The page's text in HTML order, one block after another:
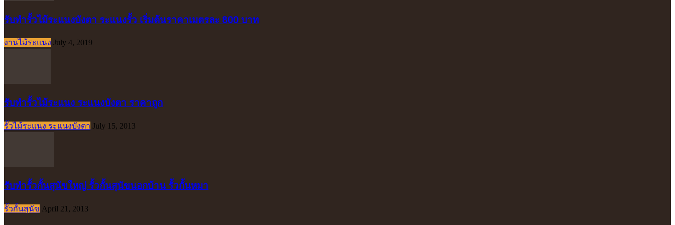
รับทำรั้วไม้ระแนงบังตา ระแนงรั้ว เริ่มต้นราคาเมตรละ 800 บาท
งานไม้ระแนง July 4, 2019
รับทำรั้วไม้ระแนง ระแนงบังตา ราคาถูก
รั้วไม้ระแนง ระแนงบังตา July 15, 2013
รับทำรั้วกั้นสุนัขใหญ่ รั้วกั้นสุนัขนอกบ้าน รั้วกั้นหมา
รั้วกั้นสุนัข April 21, 2013